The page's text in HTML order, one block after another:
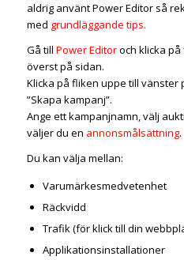
aldrig använt Power Editor så
med grundläggande tips.
Gå till Power Editoroch klicka på
överst på sidan.
Klicka på fliken uppe till vänster
”Skapa kampanj”.
Ange ett kampanjnamn, välj
väljer du en annonsmålsättning.
Du kan välja mellan:
Varumärkesmedvetenhet
Räckvidd
Trafik (för klick till din
Applikationsinstallationer